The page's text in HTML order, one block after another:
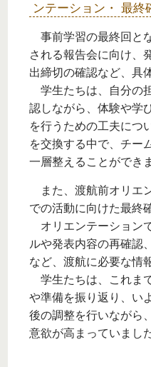
ンテーション・ 最終
事前学習の最終回と
される報告会に向け、
出締切の確認など、具
学生たちは、自分の
認しながら、体験や学
を行うための工夫につ
を交換する中で、チー
一層整えることができ
また、渡航前オリエ
での活動に向けた最終
オリエンテーション
ルや発表内容の再確認
など、渡航に必要な情
学生たちは、これま
や準備を振り返り、い
後の調整を行いながら
意欲が高まっていまし